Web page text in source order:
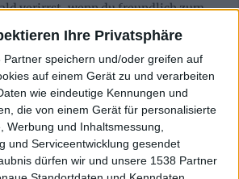
Ihre Privatsphäre
speichern und/oder greifen auf
auf einem Gerät zu und verarbeiten
wie eindeutige Kennungen und
die von einem Gerät für personalisierte
Werbung und Inhaltsmessung,
und Serviceentwicklung gesendet
dürfen wir und unsere 1538 Partner
verirrst, wenn du freundlich zum
dich auch täuschen und sogar
aufpasst.